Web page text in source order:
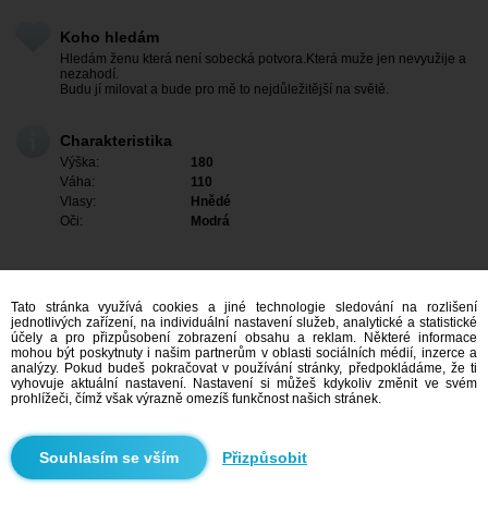
Koho hledám
Hledám ženu která není sobecká potvora.Která muže jen nevyužije a
nezahodí.
Budu jí milovat a bude pro mě to nejdůležitější na světě.
Charakteristika
Výška:
180
Váha:
110
Vlasy:
Hnědé
Oči:
Modrá
Tato stránka využívá cookies a jiné technologie sledování na rozlišení
jednotlivých zařízení, na individuální nastavení služeb, analytické a statistické
účely a pro přizpůsobení zobrazení obsahu a reklam. Některé informace
mohou být poskytnuty i našim partnerům v oblasti sociálních médií, inzerce a
analýzy. Pokud budeš pokračovat v používání stránky, předpokládáme, že ti
vyhovuje aktuální nastavení. Nastavení si můžeš kdykoliv změnit ve svém
prohlížeči, čímž však výrazně omezíš funkčnost našich stránek.
Přizpůsobit